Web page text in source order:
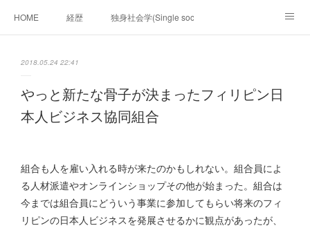
HOME 経歴 独身社会学(Single sociology)と高齢化社会学
移動出来て、工場で作る建物。未来２１００研究所
フィリピンの問題点 フィリピンの歴史
フィリピン経済談義 ファッションを考える 漫画
2018.05.24 22:41
やっと新たな骨子が決まったフィリピン日
本人ビジネス協同組合
組合も人を雇い入れる時が来たのかもしれない。組合員によ
る人材派遣やオンラインショップその他が始まった。組合は
今までは組合員にどういう事業に参加してもらい将来のフィ
リピンの日本人ビジネスを発展させるかに観点があったが、